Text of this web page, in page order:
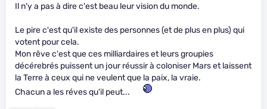
Il n'y a pas à dire c'est beau leur vision du monde.
Le pire c'est qu'il existe des personnes (et de plus en plus) qui
votent pour cela.
Mon rêve c'est que ces milliardaires et leurs groupies
décérebrés puissent un jour réussir à coloniser Mars et laissent
la Terre à ceux qui ne veulent que la paix, la vraie.
Chacun a les réves qu'il peut...